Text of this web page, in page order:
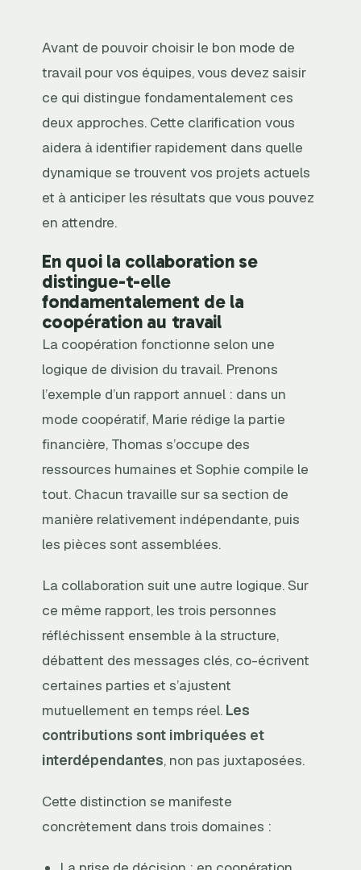
Avant de pouvoir choisir le bon mode de
travail pour vos équipes, vous devez saisir
ce qui distingue fondamentalement ces
deux approches. Cette clarification vous
aidera à identifier rapidement dans quelle
dynamique se trouvent vos projets actuels
et à anticiper les résultats que vous pouvez
en attendre.
En quoi la collaboration se
distingue-t-elle
fondamentalement de la
coopération au travail
La coopération fonctionne selon une
logique de division du travail. Prenons
l’exemple d’un rapport annuel : dans un
mode coopératif, Marie rédige la partie
financière, Thomas s’occupe des
ressources humaines et Sophie compile le
tout. Chacun travaille sur sa section de
manière relativement indépendante, puis
les pièces sont assemblées.
La collaboration suit une autre logique. Sur
ce même rapport, les trois personnes
réfléchissent ensemble à la structure,
débattent des messages clés, co-écrivent
certaines parties et s’ajustent
mutuellement en temps réel. Les
contributions sont imbriquées et
interdépendantes, non pas juxtaposées.
Cette distinction se manifeste
concrètement dans trois domaines :